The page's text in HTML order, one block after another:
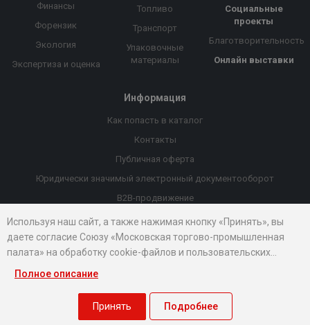
Финансы
Форензик
Экология
Экспертиза и оценка
Топливо
Транспорт
Упаковочные
материалы
Социальные
проекты
Благотворительность
Онлайн выставки
Информация
Как попасть в каталог
Контакты
Публичная оферта
Юридически значимый электронный документооборот
B2B-продвижение
Порекомендовать компанию
Онлайн выставки
Рейтинг компаний
© 2026 Все права защищены. Правовые документы
Используя наш сайт, а также нажимая кнопку «Принять», вы
даете согласие Союзу «Московская торгово-промышленная
палата» на обработку cookie-файлов и пользовательских
данных...
Полное описание
Принять Подробнее